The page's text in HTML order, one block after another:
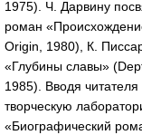
1975). Ч. Дарвину
роман
Origin, 1980), К.
«Глубины славы»
1985). Вводя читателя
творческую
«Биографический